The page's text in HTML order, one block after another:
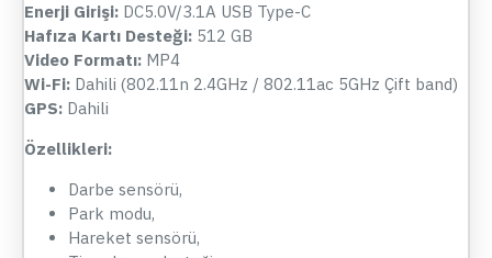
Enerji Girişi: DC5.0V/3.1A USB Type-C
Hafıza Kartı Desteği: 512 GB
Video Formatı: MP4
Wi-Fi: Dahili (802.11n 2.4GHz / 802.11ac 5GHz Çift band)
GPS: Dahili
Özellikleri:
Darbe sensörü,
Park modu,
Hareket sensörü,